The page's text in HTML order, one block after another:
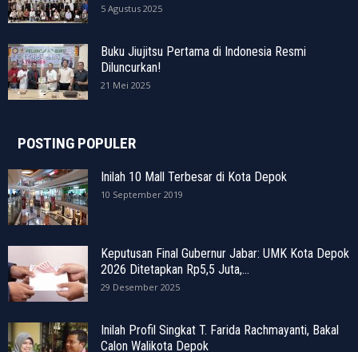
5 Agustus 2025
Buku Jiujitsu Pertama di Indonesia Resmi
Diluncurkan!
21 Mei 2025
POSTING POPULER
Inilah 10 Mall Terbesar di Kota Depok
10 September 2019
Keputusan Final Gubernur Jabar: UMK Kota Depok
2026 Ditetapkan Rp5,5 Juta,...
29 Desember 2025
Inilah Profil Singkat T. Farida Rachmayanti, Bakal
Calon Walikota Depok